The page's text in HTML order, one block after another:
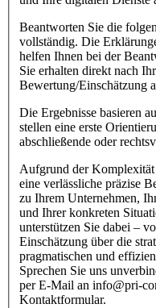
Beantworten Sie die
vollständig. Die
helfen Ihnen bei der
Sie erhalten direkt nach
Bewertung/Einschätzung
Die Ergebnisse basieren
stellen eine erste
abschließende oder
Aufgrund der
eine verlässliche präzise
zu Ihrem Unternehmen,
und Ihrer konkreten
unterstützen Sie dabei –
Einschätzung über die
pragmatischen und
Sprechen Sie uns
per E-Mail an info@pri-
Kontaktformular.